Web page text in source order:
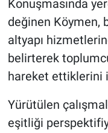
Konuşmasında
değinen Köymen,
altyapı
belirterek
hareket ettiklerini
Yürütülen
eşitliği